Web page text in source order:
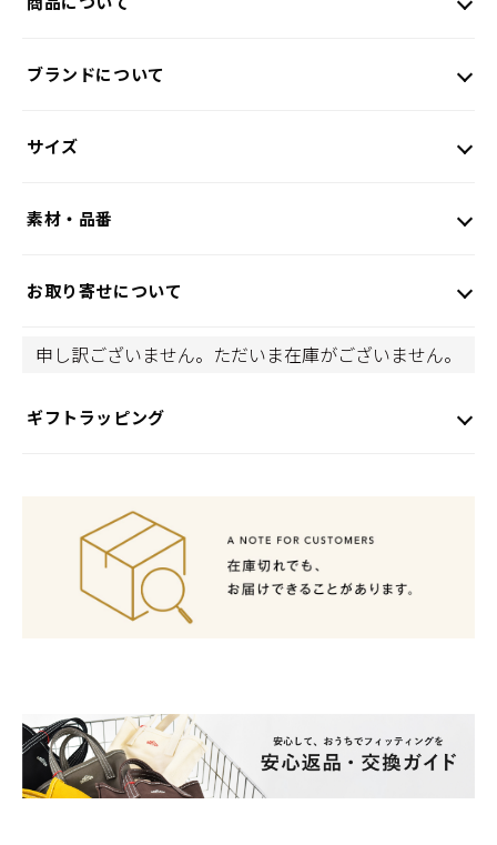
ブランドについて
サイズ
素材・品番
お取り寄せについて
申し訳ございません。ただいま在庫がございません。
ギフトラッピング